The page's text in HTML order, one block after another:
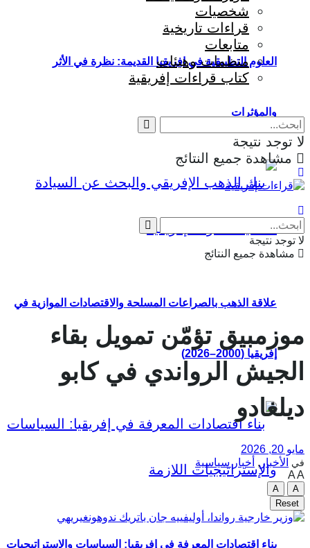
العلوم التطبيقية في إفريقيا القديمة: نظرة في الأثر
والمؤثرات
علاقة الذهب بالصراعات المسلحة والاقتصادات الموازية في
إفريقيا (2000–2026)
بناء اقتصادات المعرفة في إفريقيا: السياسات والإستراتيجيات
شخصيات
قراءات تاريخية
متابعات
منظمات وهيئات
كتاب قراءات إفريقية
لا توجد نتيجة
مشاهدة جميع النتائج
لا توجد نتيجة
مشاهدة جميع النتائج
موزمبيق تؤمّن تمويل بقاء
الجيش الرواندي في كابو
ديلغادو
مايو 20, 2026
في الأخبار , أخبار سياسية
AA
A
A
Reset